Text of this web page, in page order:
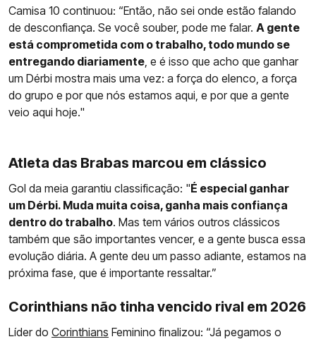
Camisa 10 continuou: “Então, não sei onde estão falando
de desconfiança. Se você souber, pode me falar. A gente
está comprometida com o trabalho, todo mundo se
entregando diariamente , e é isso que acho que ganhar
um Dérbi mostra mais uma vez: a força do elenco, a força
do grupo e por que nós estamos aqui, e por que a gente
veio aqui hoje."
Atleta das Brabas marcou em clássico
Gol da meia garantiu classificação: "É especial ganhar
um Dérbi. Muda muita coisa, ganha mais confiança
dentro do trabalho. Mas tem vários outros clássicos
também que são importantes vencer, e a gente busca essa
evolução diária. A gente deu um passo adiante, estamos na
próxima fase, que é importante ressaltar.”
Corinthians não tinha vencido rival em 2026
Líder do Corinthians Feminino finalizou: “Já pegamos o